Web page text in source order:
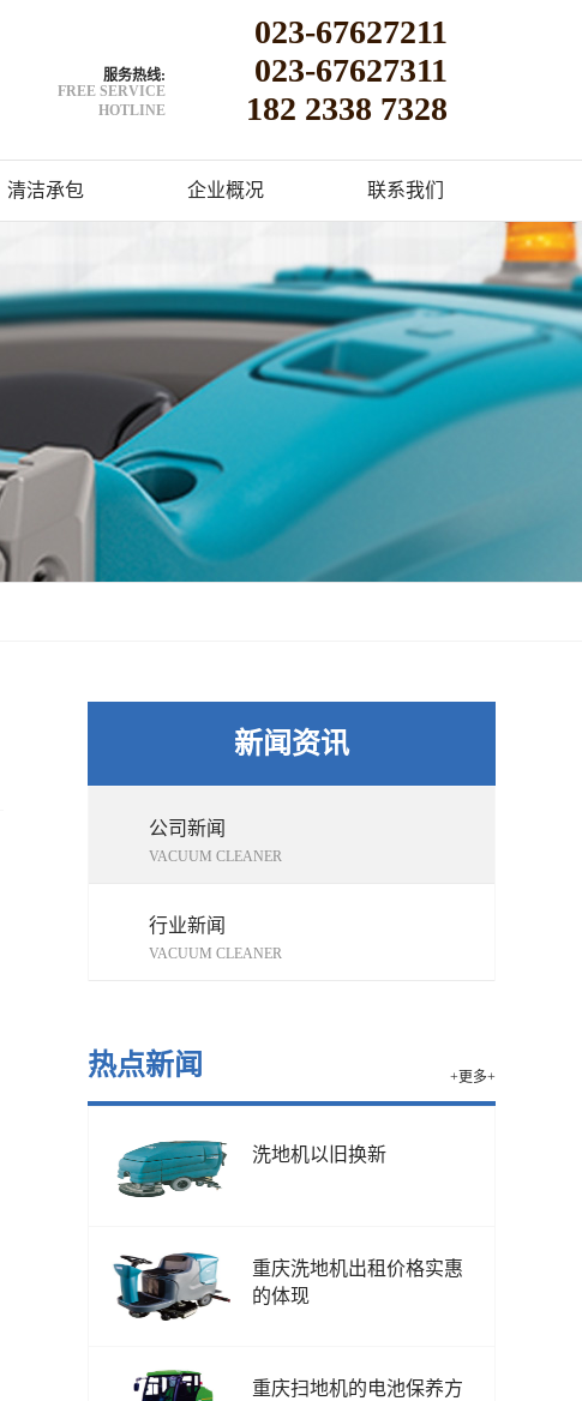
服务热线:
FREE SERVICE
HOTLINE
023-67627211
023-67627311
182 2338 7328
清洁承包 企业概况 联系我们
新闻资讯
公司新闻
VACUUM CLEANER
行业新闻
VACUUM CLEANER
热点新闻 +更多+
洗地机以旧换新
重庆洗地机出租价格实惠
的体现
重庆扫地机的电池保养方